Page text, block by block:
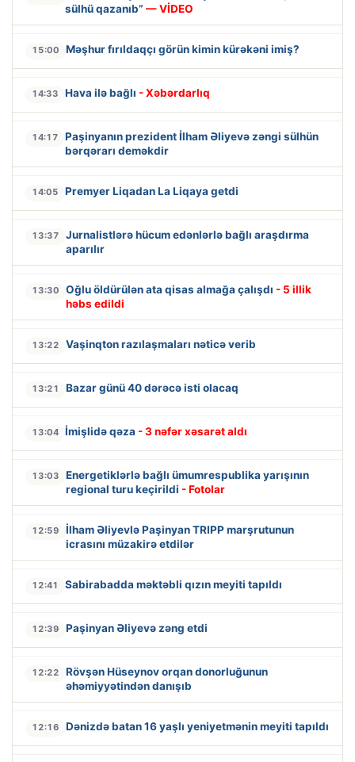
sülhü qazanıb” — VİDEO
15:00 Məşhur fırıldaqçı görün kimin kürəkəni imiş?
14:33 Hava ilə bağlı - Xəbərdarlıq
14:17
Paşinyanın prezident İlham Əliyevə zəngi sülhün
bərqərarı deməkdir
14:05 Premyer Liqadan La Liqaya getdi
13:37
Jurnalistlərə hücum edənlərlə bağlı araşdırma
aparılır
13:30 Oğlu öldürülən ata qisas almağa çalışdı - 5 illik
həbs edildi
13:22 Vaşinqton razılaşmaları nəticə verib
13:21 Bazar günü 40 dərəcə isti olacaq
13:04 İmişlidə qəza - 3 nəfər xəsarət aldı
13:03
Energetiklərlə bağlı ümumrespublika yarışının
regional turu keçirildi - Fotolar
12:59
İlham Əliyevlə Paşinyan TRIPP marşrutunun
icrasını müzakirə etdilər
12:41 Sabirabadda məktəbli qızın meyiti tapıldı
12:39 Paşinyan Əliyevə zəng etdi
12:22
Rövşən Hüseynov orqan donorluğunun
əhəmiyyətindən danışıb
12:16 Dənizdə batan 16 yaşlı yeniyetmənin meyiti tapıldı